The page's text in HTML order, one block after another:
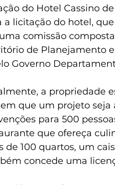
do Hotel Cassino
a licitação do hotel,
comissão
de Planejamento
Governo
a propriedade
que um projeto
para 500
que ofereça
de 100 quartos, um
concede uma